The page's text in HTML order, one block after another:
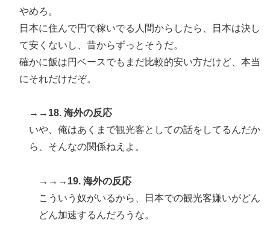
やめろ。
日本に住んで円で稼いでる人間からしたら、日本は決し
て安くないし、昔からずっとそうだ。
確かに飯は円ベースでもまだ比較的安い方だけど、本当
にそれだけだぞ。
→→18. 海外の反応
いや、俺はあくまで観光客としての話をしてるんだか
ら、そんなの関係ねえよ。
→→→19. 海外の反応
こういう奴がいるから、日本での観光客嫌いがどん
どん加速するんだろうな。